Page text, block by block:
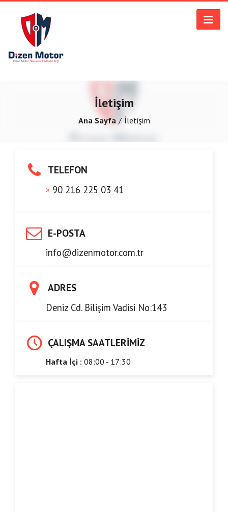
İletişim
Ana Sayfa İletişim
TELEFON
90 216 225 03 41
E-POSTA
info@dizenmotor.com.tr
ADRES
Deniz Cd. Bilişim Vadisi No:143
ÇALIŞMA SAATLERIMIZ
Hafta İçi : 08:00 - 17:30